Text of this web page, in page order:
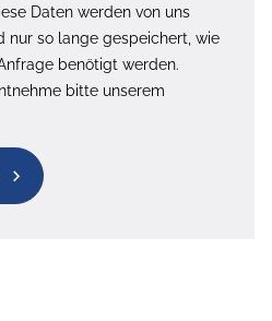
Daten werden von uns
nur so lange gespeichert, wie
benötigt werden.
bitte unserem